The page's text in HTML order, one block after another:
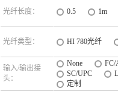
光纤长度： 0.5 1m
光纤类型： HI 780光纤
输入/输出接
头：
None FC/
SC/UPC
定制